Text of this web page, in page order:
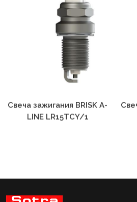
LINE LR15TCY/1